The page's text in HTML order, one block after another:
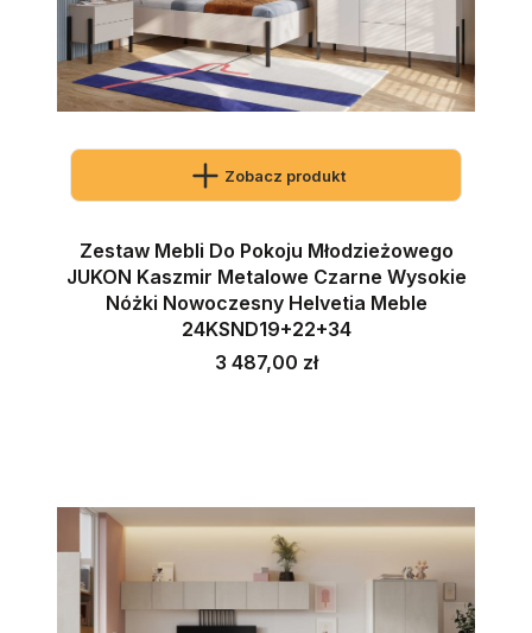
Zobacz produkt
Zestaw Mebli Do Pokoju Młodzieżowego
JUKON Kaszmir Metalowe Czarne Wysokie
Nóżki Nowoczesny Helvetia Meble
24KSND19+22+34
Cena
3 487,00 zł